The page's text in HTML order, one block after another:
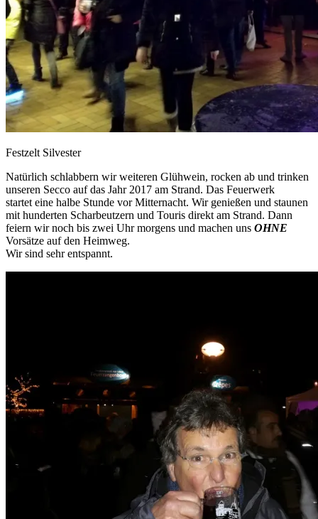
Festzelt Silvester
Natürlich schlabbern wir weiteren Glühwein, rocken ab und trinken
unseren Secco auf das Jahr 2017 am Strand. Das Feuerwerk
startet eine halbe Stunde vor Mitternacht. Wir genießen und staunen
mit hunderten Scharbeutzern und Touris direkt am Strand. Dann
feiern wir noch bis zwei Uhr morgens und machen uns OHNE
Vorsätze auf den Heimweg.
Wir sind sehr entspannt.